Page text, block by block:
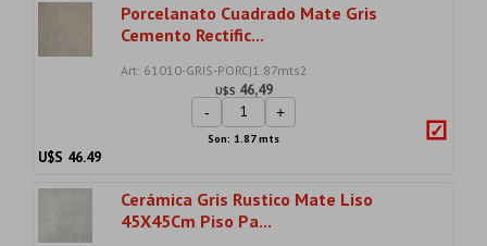
Porcelanato Cuadrado Mate Gris
Cemento Rectific...
Art: 61010-GRIS-PORC|1.87mts2
U$S 46,49
- +
Son: 1.87 mts
U$S 46.49
Cerámica Gris Rustico Mate Liso
45X45Cm Piso Pa...